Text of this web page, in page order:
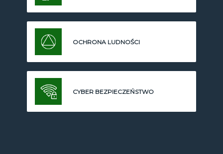
OCHRONA LUDNOŚCI
CYBER BEZPIECZEŃSTWO